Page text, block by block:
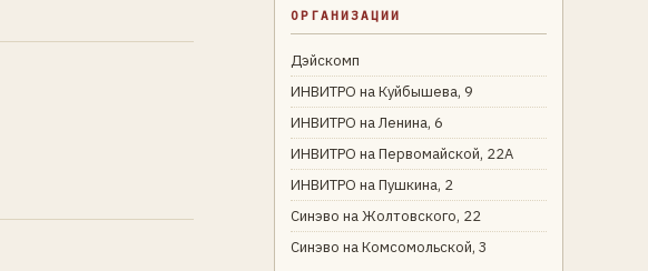
ОРГАНИЗАЦИИ
Дэйскомп
ИНВИТРО на Куйбышева, 9
ИНВИТРО на Ленина, 6
ИНВИТРО на Первомайской, 22А
ИНВИТРО на Пушкина, 2
Синэво на Жолтовского, 22
Синэво на Комсомольской, 3